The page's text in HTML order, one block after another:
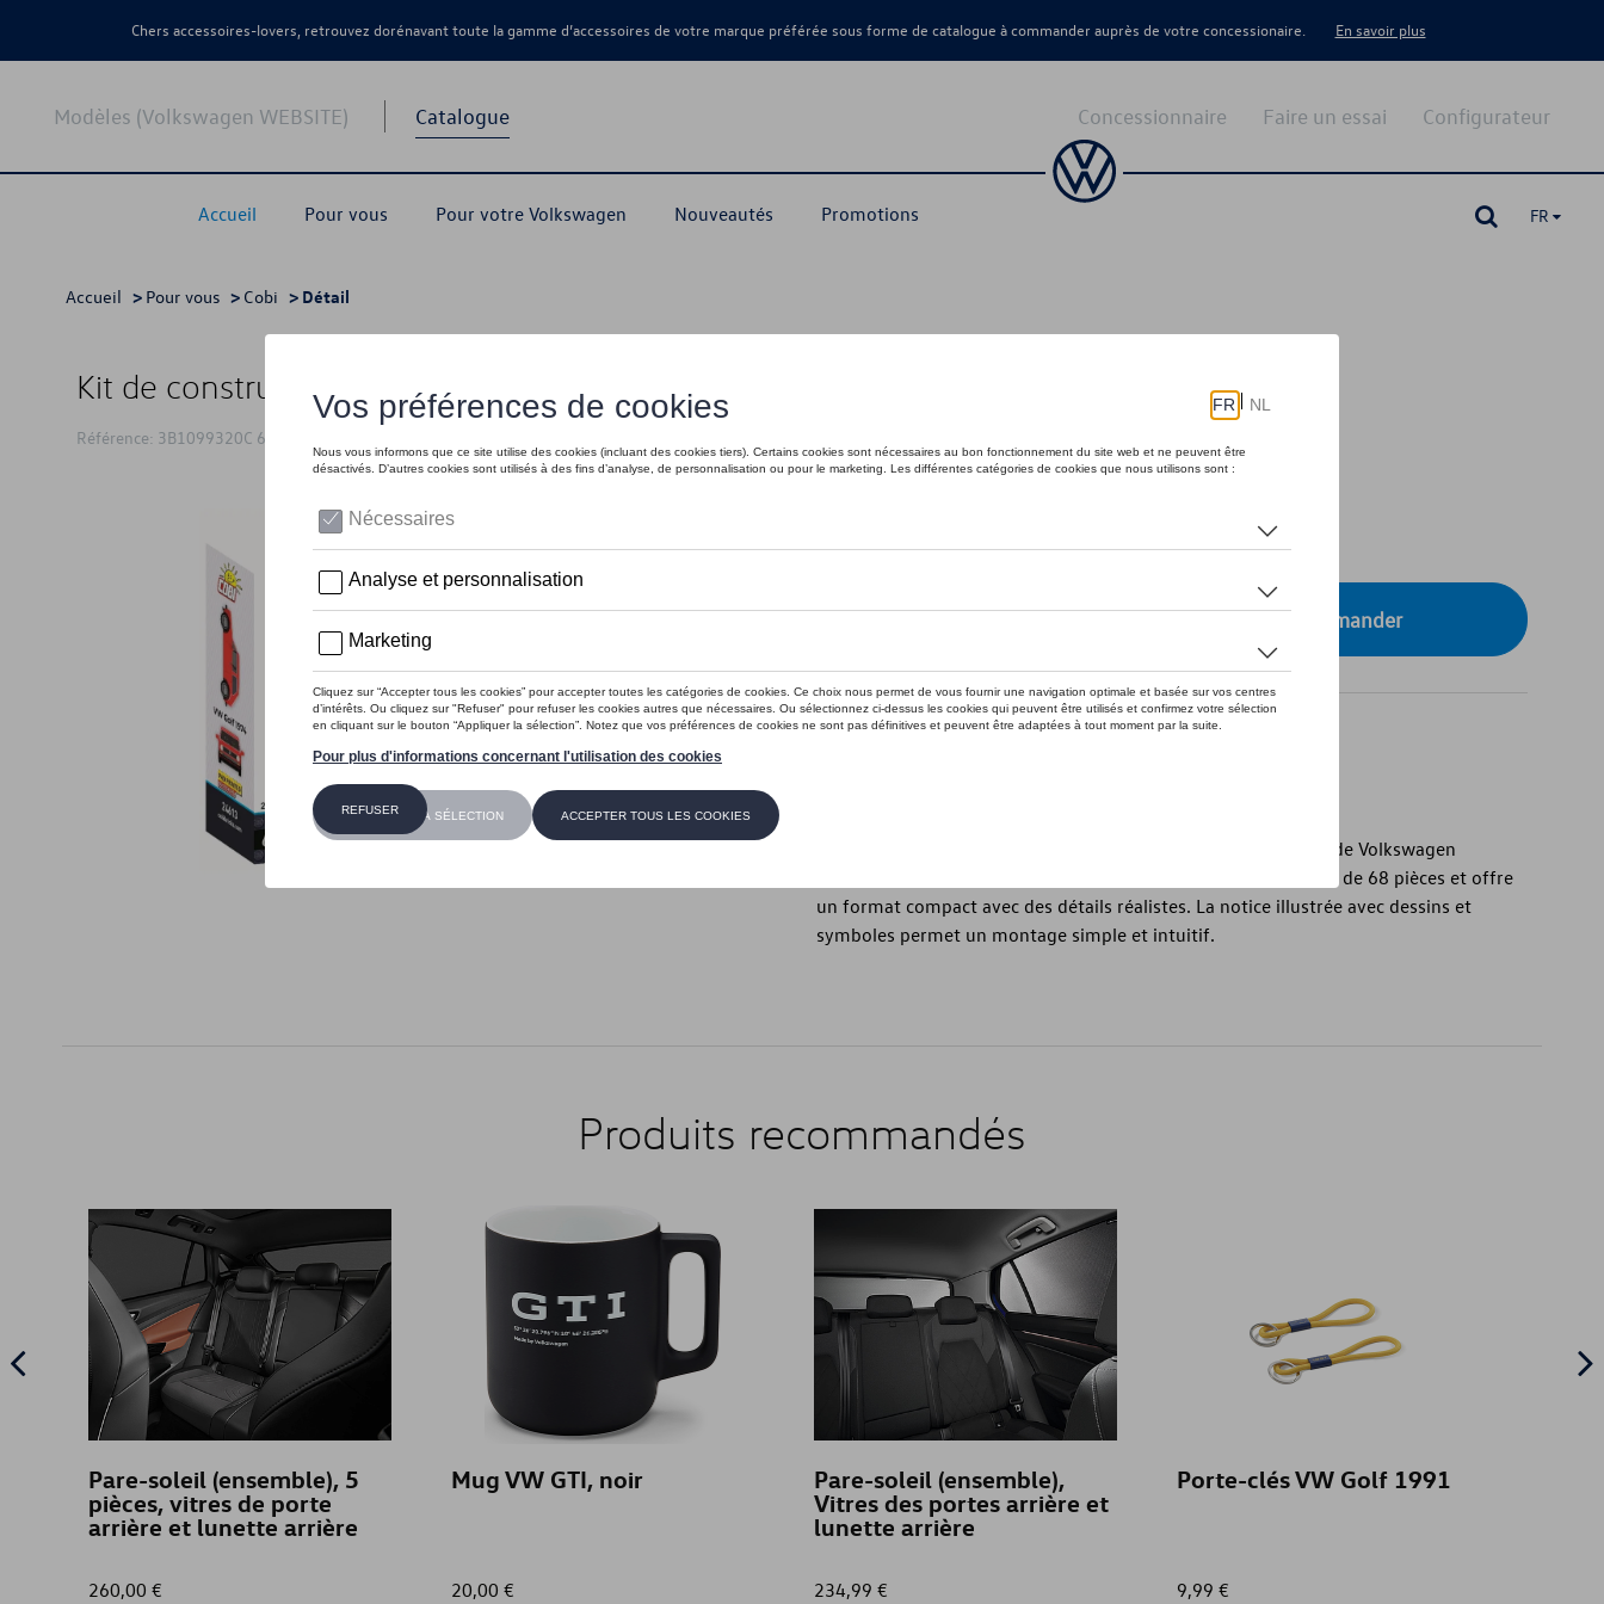
Chers accessoires-lovers, retrouvez dorénavant toute la gamme d’accessoires de votre marque préférée sous forme de catalogue à commander auprès de votre concessionaire. En savoir plus
Modèles (Volkswagen WEBSITE) Catalogue
Accueil Pour vous Pour votre Volkswagen Nouveautés Promotions
Configurateur
Faire un essai
Concessionnaire
FR
Accueil > Pour vous > Cobi > Détail
Kit de construction VW Cobi Golf I 1:35, rouge
Référence: 3B1099320C 645
En stock
Contactez votre concessionnaire pour commander
Introduction
Ce kit de montage à l’échelle 1:35 de la collection sous licence de Volkswagen
représente la légendaire Golf 1 en version rouge. Il se compose de 68 pièces et offre
un format compact avec des détails réalistes. La notice illustrée avec dessins et
symboles permet un montage simple et intuitif.
Produits recommandés
Pare-soleil (ensemble), 5
pièces, vitres de porte
arrière et lunette arrière
260,00 €
Mug VW GTI, noir
20,00 €
Pare-soleil (ensemble),
Vitres des portes arrière et
lunette arrière
234,99 €
Porte-clés VW Golf 1991
9,99 €